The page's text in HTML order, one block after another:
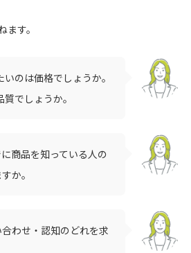
す。
のは価格でしょうか。
でしょうか。
商品を知っている人の
か。
わせ・認知のどれを求